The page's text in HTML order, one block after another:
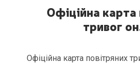
Офіційна карта
тривог
Офіційна карта повітряних